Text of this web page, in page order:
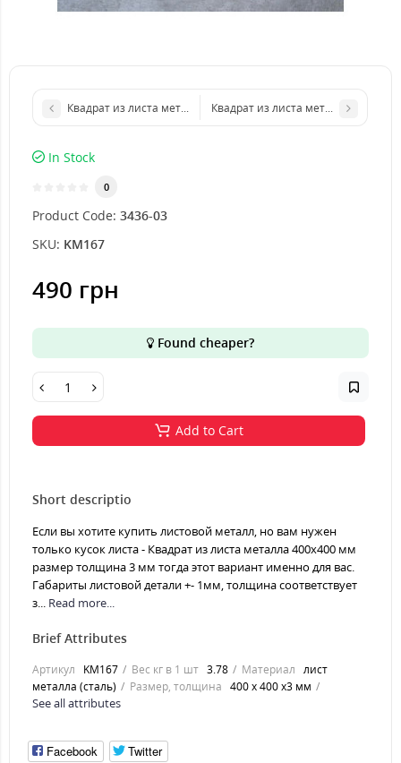
Квадрат из листа металла 300х300 мм размер толщина 3 мм
Квадрат из листа металла
In Stock
0
Product Code: 3436-03
SKU: KM167
490 грн
Found cheaper?
Add to Cart
Short descriptio
Если вы хотите купить листовой металл, но вам нужен
только кусок листа - Квадрат из листа металла 400х400 мм
размер толщина 3 мм тогда этот вариант именно для вас.
Габариты листовой детали +- 1мм, толщина соответствует
з... Read more...
Brief Attributes
Артикул KM167 Вес кг в 1 шт 3.78 Материал лист
металла (сталь)
Размер, толщина 400 х 400 х3 мм
See all attributes
Facebook Twitter